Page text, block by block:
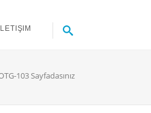
İLETIŞIM
103 Sayfadasınız